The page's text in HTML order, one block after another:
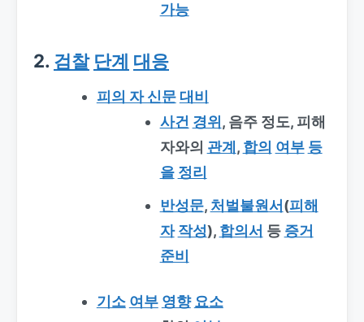
가능
2. 검찰 단계 대응
피의 자 신문 대비
사건 경위 , 음주 정도, 피해
자와의 관계 , 합의 여부 등
을 정리
반성문, 처벌불원서 (피해
자 작성), 합의서 등 증거
준비
기소 여부 영향 요소